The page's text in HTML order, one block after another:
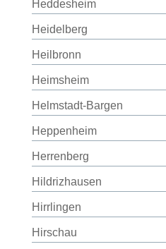
Heddesheim
Heidelberg
Heilbronn
Heimsheim
Helmstadt-Bargen
Heppenheim
Herrenberg
Hildrizhausen
Hirrlingen
Hirschau